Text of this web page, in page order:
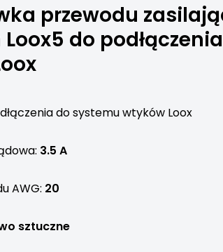
przewodu
do
do systemu wtyków Loox
3.5 A
AWG: 20
sztuczne